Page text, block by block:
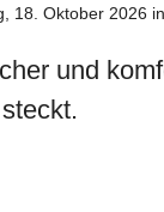
18. Oktober 2026 in
und